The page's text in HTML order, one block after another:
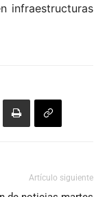
infraestructuras
Artículo siguiente